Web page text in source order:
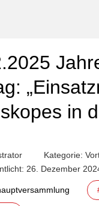
in
Kategorie:
26. Dezember